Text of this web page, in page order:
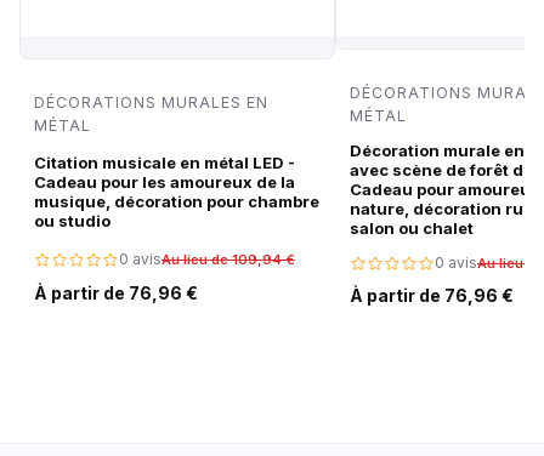
DÉCORATIONS MURALES EN
MÉTAL
Citation musicale en métal LED -
Cadeau pour les amoureux de la
musique, décoration pour chambre
ou studio
0 avisAu lieu de 109,94 €
À partir de 76,96 €
DÉCORATIONS
MÉTAL
Décoration murale en
avec scène de forêt de
Cadeau pour amoureux
nature, décoration
salon ou chalet
0 avisAu lieu
À partir de 76,96 €